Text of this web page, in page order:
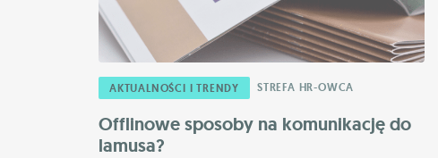
AKTUALNOŚCI I TRENDY STREFA HR-OWCA
Offlinowe sposoby na komunikację do
lamusa?